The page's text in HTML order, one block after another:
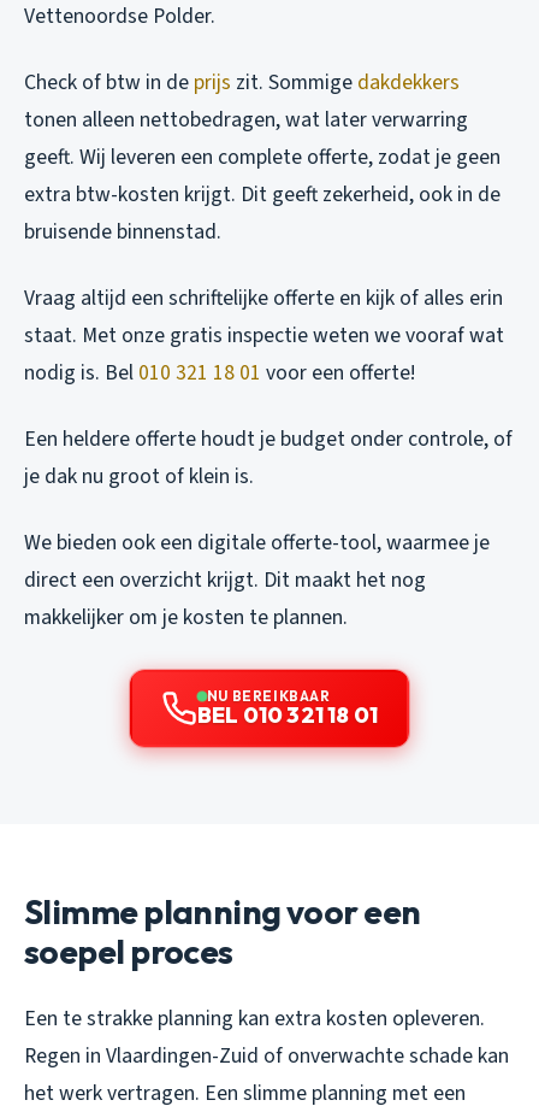
Vettenoordse Polder.
Check of btw in de prijs zit. Sommige dakdekkers
tonen alleen nettobedragen, wat later verwarring
geeft. Wij leveren een complete offerte, zodat je geen
extra btw-kosten krijgt. Dit geeft zekerheid, ook in de
bruisende binnenstad.
Vraag altijd een schriftelijke offerte en kijk of alles erin
staat. Met onze gratis inspectie weten we vooraf wat
nodig is. Bel 010 321 18 01 voor een offerte!
Een heldere offerte houdt je budget onder controle, of
je dak nu groot of klein is.
We bieden ook een digitale offerte-tool, waarmee je
direct een overzicht krijgt. Dit maakt het nog
makkelijker om je kosten te plannen.
NU BEREIKBAAR
BEL 010 321 18 01
Slimme planning voor een
soepel proces
Een te strakke planning kan extra kosten opleveren.
Regen in Vlaardingen-Zuid of onverwachte schade kan
het werk vertragen. Een slimme planning met een